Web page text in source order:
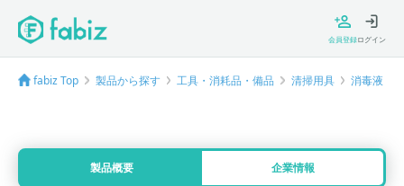
会員登録ログイン
fabiz Top 製品から探す 工具・消耗品・備品 清掃用具 消毒液
製品概要 企業情報